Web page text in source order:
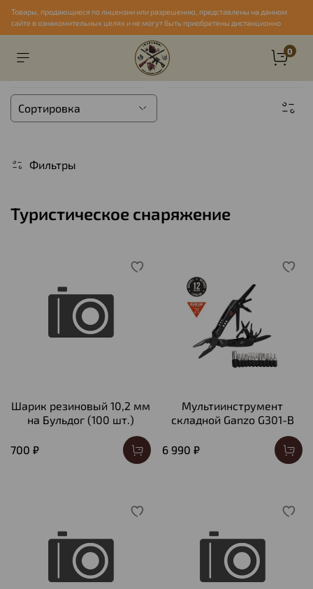
Товары, продающиеся по лицензии или разрешению, представлены на данном
сайте в ознакомительных целях и не могут быть приобретены дистанционно
0
Фильтры
Туристическое снаряжение
Шарик резиновый 10,2 мм
на Бульдог (100 шт.)
700 ₽
Мультиинструмент
складной Ganzo G301-B
6 990 ₽